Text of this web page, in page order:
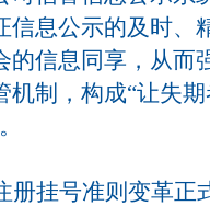
信息公示的及时、
的信息同享，从而
机制，构成“让失
挂号准则变革正